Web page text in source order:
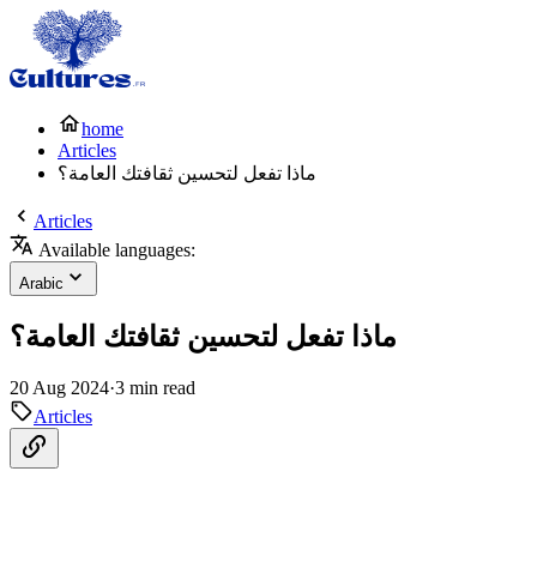
home
Articles
ماذا تفعل لتحسين ثقافتك العامة؟
Articles
Available languages:
Arabic
ماذا تفعل لتحسين ثقافتك العامة؟
20 Aug 2024·3 min read
Articles